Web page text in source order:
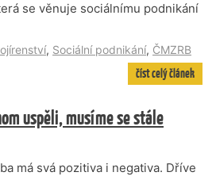
se věnuje sociálnímu podnikání
, Sociální podnikání, ČMZRB
číst celý článek
uspěli, musíme se stále
má svá pozitiva i negativa. Dříve